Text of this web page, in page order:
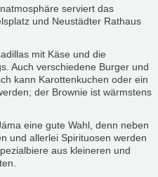
serviert das
und Neustädter Rathaus
mit Käse und die
Auch verschiedene Burger und
kann Karottenkuchen oder ein
der Brownie ist wärmstens
eine gute Wahl, denn neben
und allerlei Spirituosen werden
aus kleineren und